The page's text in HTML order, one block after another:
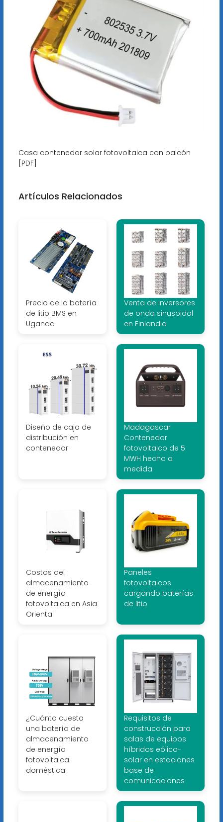
Casa contenedor solar fotovoltaica con balcón
[PDF]
Artículos Relacionados
Precio de la batería
de litio BMS en
Uganda
Venta de inversores
de onda sinusoidal
en Finlandia
Diseño de caja de
distribución en
contenedor
Madagascar
Contenedor
fotovoltaico de 5
MWH hecho a
medida
Costos del
almacenamiento
de energía
fotovoltaica en Asia
Oriental
Paneles
fotovoltaicos
cargando baterías
de litio
¿Cuánto cuesta
una batería de
almacenamiento
de energía
fotovoltaica
doméstica
Requisitos de
construcción para
salas de equipos
híbridos eólico-
solar en estaciones
base de
comunicaciones